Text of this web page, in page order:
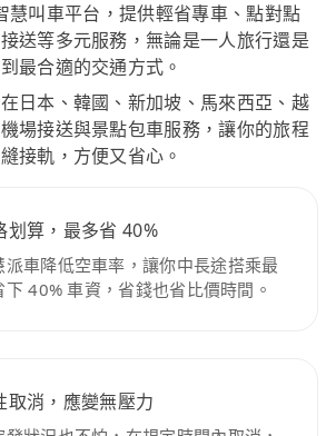
叫車平台，提供輕省專車、點對點
送等多元服務，無論是一人旅行還是
最合適的交通方式。
日本、韓國、新加坡、馬來西亞、越
場接送與景點包車服務，讓你的旅程
接軌，方便又省心。
划算，最多省 40%
派車降低空車率，讓你中長途搭乘最
下 40% 車資，省錢也省比價時間。
取消，應變無壓力